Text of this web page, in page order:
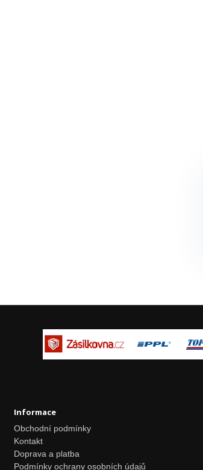
Informace
Obchodní podmínky
Kontakt
Doprava a platba
Podmínky ochrany osobních údajů